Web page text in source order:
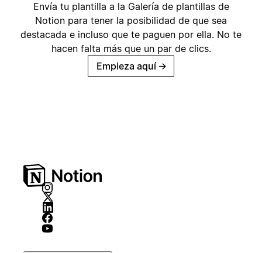
Envía tu plantilla a la Galería de plantillas de
Notion para tener la posibilidad de que sea
destacada e incluso que te paguen por ella. No te
hacen falta más que un par de clics.
Empieza aquí →